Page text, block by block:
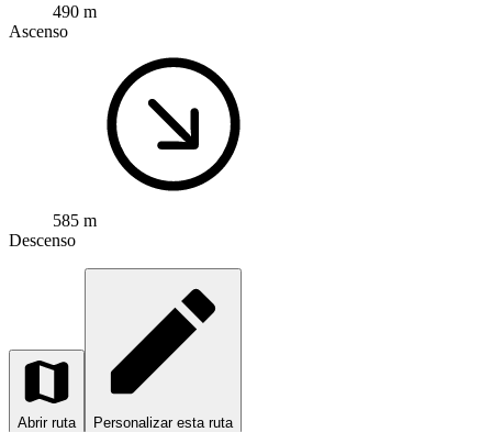
490 m
Ascenso
585 m
Descenso
Abrir ruta Personalizar esta ruta